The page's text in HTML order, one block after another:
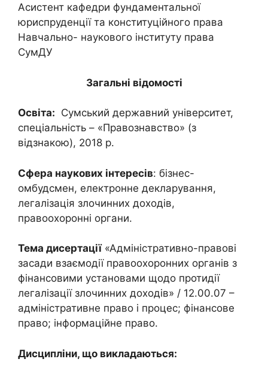
Асистент кафедри фундаментальної
юриспруденції та конституційного права
Навчально- наукового інституту права
СумДУ
Загальні відомості
Освіта: Сумський державний університет,
спеціальність – «Правознавство» (з
відзнакою), 2018 р.
Сфера наукових інтересів: бізнес-
омбудсмен, електронне декларування,
легалізація злочинних доходів,
правоохоронні органи.
Тема дисертації«Адміністративно-правові
засади взаємодії правоохоронних органів з
фінансовими установами щодо протидії
легалізації злочинних доходів» / 12.00.07 –
адміністративне право і процес; фінансове
право; інформаційне право.
Дисципліни, що викладаються: